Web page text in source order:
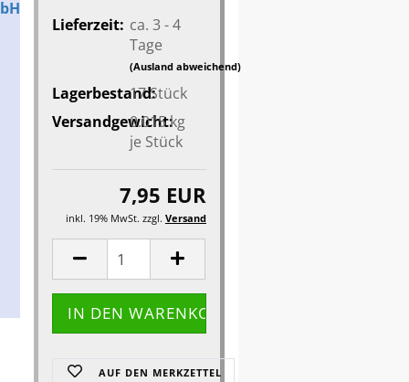
Lieferzeit: ca. 3 - 4
Tage
(Ausland abweichend)
Lagerbestand:
17Stück
Versandgewicht:
0.015kg
je Stück
7,95 EUR
inkl. 19% MwSt. zzgl. Versand
AUF DEN MERKZETTEL